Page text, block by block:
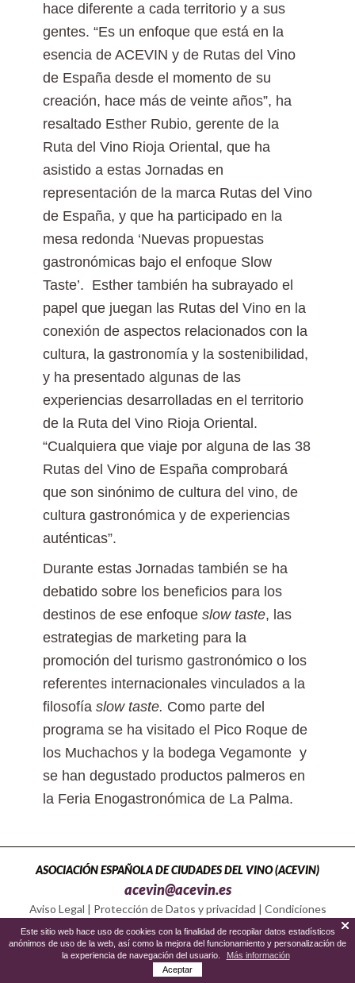
hace diferente a cada territorio y a sus
gentes. “Es un enfoque que está en la
esencia de ACEVIN y de Rutas del Vino
de España desde el momento de su
creación, hace más de veinte años”, ha
resaltado Esther Rubio, gerente de la
Ruta del Vino Rioja Oriental, que ha
asistido a estas Jornadas en
representación de la marca Rutas del Vino
de España, y que ha participado en la
mesa redonda ‘Nuevas propuestas
gastronómicas bajo el enfoque Slow
Taste’. Esther también ha subrayado el
papel que juegan las Rutas del Vino en la
conexión de aspectos relacionados con la
cultura, la gastronomía y la sostenibilidad,
y ha presentado algunas de las
experiencias desarrolladas en el territorio
de la Ruta del Vino Rioja Oriental.
“Cualquiera que viaje por alguna de las 38
Rutas del Vino de España comprobará
que son sinónimo de cultura del vino, de
cultura gastronómica y de experiencias
auténticas”.
Durante estas Jornadas también se ha
debatido sobre los beneficios para los
destinos de ese enfoque slow taste, las
estrategias de marketing para la
promoción del turismo gastronómico o los
referentes internacionales vinculados a la
filosofía slow taste. Como parte del
programa se ha visitado el Pico Roque de
los Muchachos y la bodega Vegamonte y
se han degustado productos palmeros en
la Feria Enogastronómica de La Palma.
ASOCIACIÓN ESPAÑOLA DE CIUDADES DEL VINO (ACEVIN)
acevin@acevin.es
Aviso Legal | Protección de Datos y privacidad | Condiciones
Política de Cookies
Este sitio web hace uso de cookies con la finalidad de recopilar datos estadísticos
anónimos de uso de la web, así como la mejora del funcionamiento y personalización de
la experiencia de navegación del usuario.
Más información
Aceptar